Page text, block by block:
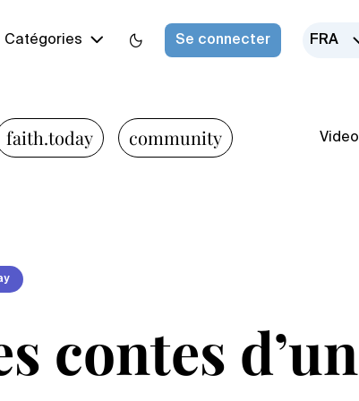
Catégories Se connecter FRA
faith.today community Video
contes d’un